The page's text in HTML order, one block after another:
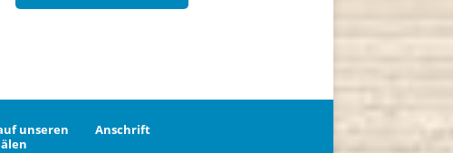
unseren
Anschrift